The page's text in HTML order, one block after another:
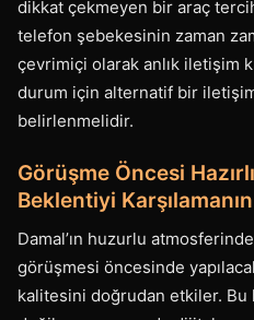
dikkat çekmeyen bir araç
telefon şebekesinin zaman
çevrimiçi olarak anlık iletişim
durum için alternatif bir
belirlenmelidir.
Görüşme Öncesi
Beklentiyi
Damal’ın huzurlu
görüşmesi öncesinde
kalitesini doğrudan etkiler. Bu